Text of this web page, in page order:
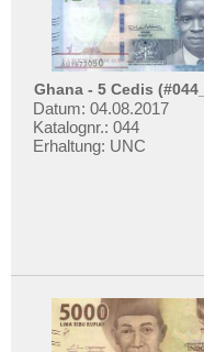
Ghana - 5 Cedis
Datum: 04.08.2017
Katalognr.: 044
Erhaltung: UNC